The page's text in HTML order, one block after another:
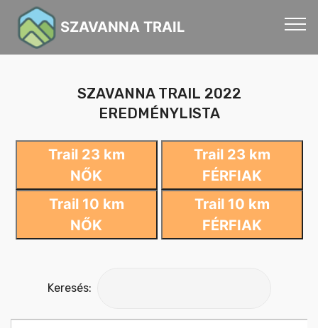
SZAVANNA TRAIL
SZAVANNA TRAIL 2022
EREDMÉNYLISTA
Trail 23 km
NŐK
Trail 23 km
FÉRFIAK
Trail 10 km
NŐK
Trail 10 km
FÉRFIAK
Keresés: